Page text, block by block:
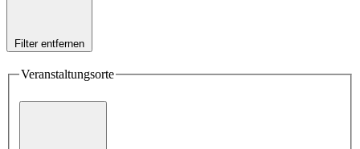
Filter entfernen
Veranstaltungsorte